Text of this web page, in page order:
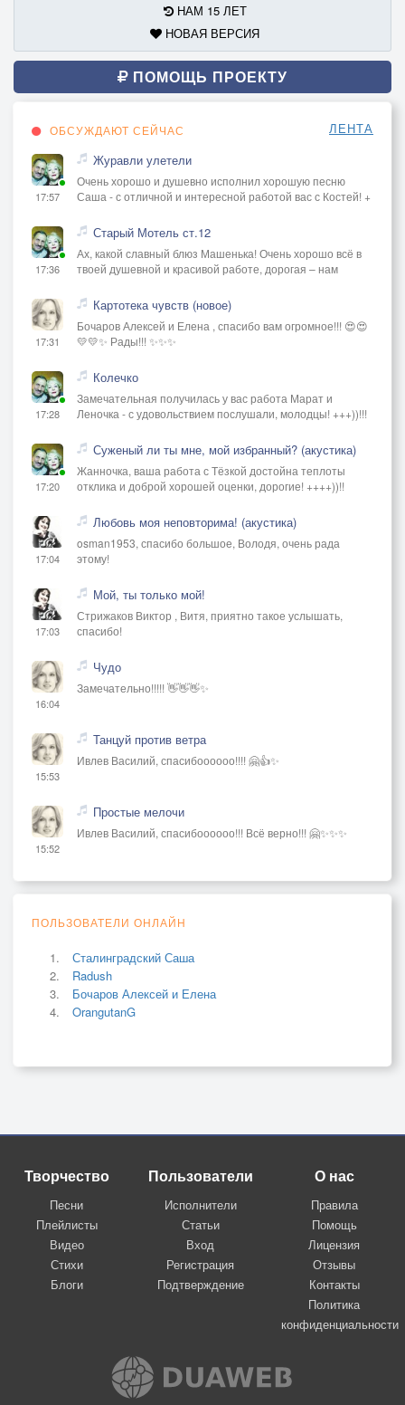
НАМ 15 ЛЕТ
НОВАЯ ВЕРСИЯ
ПОМОЩЬ ПРОЕКТУ
ОБСУЖДАЮТ СЕЙЧАС ЛЕНТА
17:57
Журавли улетели
Очень хорошо и душевно исполнил хорошую песню
Саша - с отличной и интересной работой вас с Костей! +
17:36
Старый Мотель ст.12
Ах, какой славный блюз Машенька! Очень хорошо всё в
твоей душевной и красивой работе, дорогая – нам
17:31
Картотека чувств (новое)
Бочаров Алексей и Елена , спасибо вам огромное!!! 😍😍
💛💛✨ Рады!!! ✨✨✨
17:28
Колечко
Замечательная получилась у вас работа Марат и
Леночка - с удовольствием послушали, молодцы! +++))!!!
17:20
Суженый ли ты мне, мой избранный? (акустика)
Жанночка, ваша работа с Тёзкой достойна теплоты
отклика и доброй хорошей оценки, дорогие! ++++))!!
17:04
Любовь моя неповторима! (акустика)
osman1953, спасибо большое, Володя, очень рада
этому!
17:03
Мой, ты только мой!
Стрижаков Виктор , Витя, приятно такое услышать,
спасибо!
16:04
Чудо
Замечательно!!!!! 👋👋👋✨
15:53
Танцуй против ветра
Ивлев Василий, спасибоооооо!!!! 🤗👍✨
15:52
Простые мелочи
Ивлев Василий, спасибоооооо!!! Всё верно!!! 🤗✨✨✨
ПОЛЬЗОВАТЕЛИ ОНЛАЙН
Сталинградский Саша
Radush
Бочаров Алексей и Елена
OrangutanG
Творчество
Песни
Плейлисты
Видео
Стихи
Блоги
Пользователи
Исполнители
Статьи
Вход
Регистрация
Подтверждение
О нас
Правила
Помощь
Лицензия
Отзывы
Контакты
Политика
конфиденциальности